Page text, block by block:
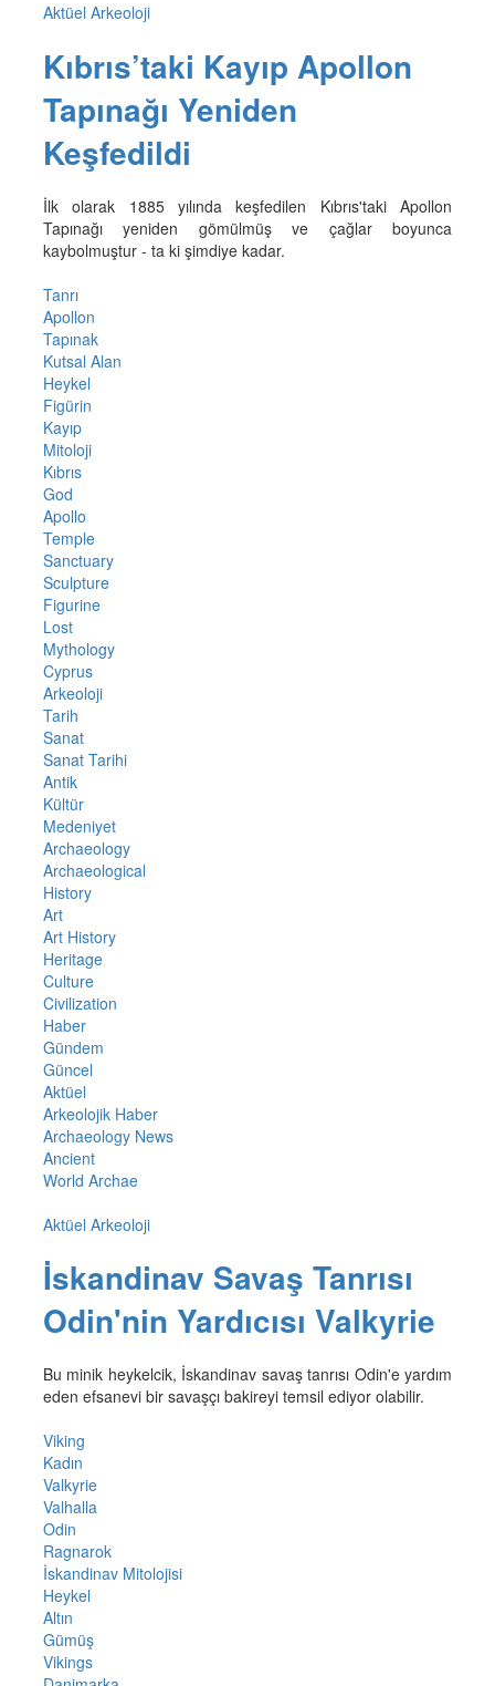
Aktüel Arkeoloji
Kıbrıs’taki Kayıp Apollon
Tapınağı Yeniden
Keşfedildi
İlk olarak 1885 yılında keşfedilen Kıbrıs'taki Apollon
Tapınağı yeniden gömülmüş ve çağlar boyunca
kaybolmuştur - ta ki şimdiye kadar.
Tanrı
Apollon
Tapınak
Kutsal Alan
Heykel
Figürin
Kayıp
Mitoloji
Kıbrıs
God
Apollo
Temple
Sanctuary
Sculpture
Figurine
Lost
Mythology
Cyprus
Arkeoloji
Tarih
Sanat
Sanat Tarihi
Antik
Kültür
Medeniyet
Archaeology
Archaeological
History
Art
Art History
Heritage
Culture
Civilization
Haber
Gündem
Güncel
Aktüel
Arkeolojik Haber
Archaeology News
Ancient
World Archae
Aktüel Arkeoloji
İskandinav Savaş Tanrısı
Odin'nin Yardıcısı Valkyrie
Bu minik heykelcik, İskandinav savaş tanrısı Odin'e yardım
eden efsanevi bir savaşçı bakireyi temsil ediyor olabilir.
Viking
Kadın
Valkyrie
Valhalla
Odin
Ragnarok
İskandinav Mitolojisi
Heykel
Altın
Gümüş
Vikings